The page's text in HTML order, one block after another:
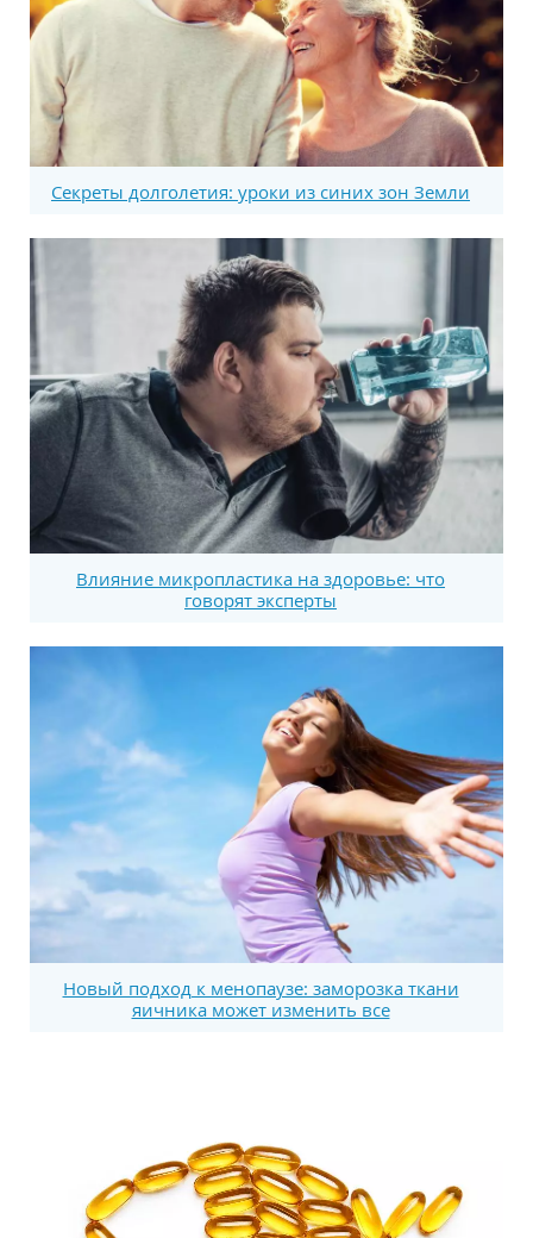
Секреты долголетия: уроки из синих зон Земли
Влияние микропластика на здоровье: что
говорят эксперты
Новый подход к менопаузе: заморозка ткани
яичника может изменить все